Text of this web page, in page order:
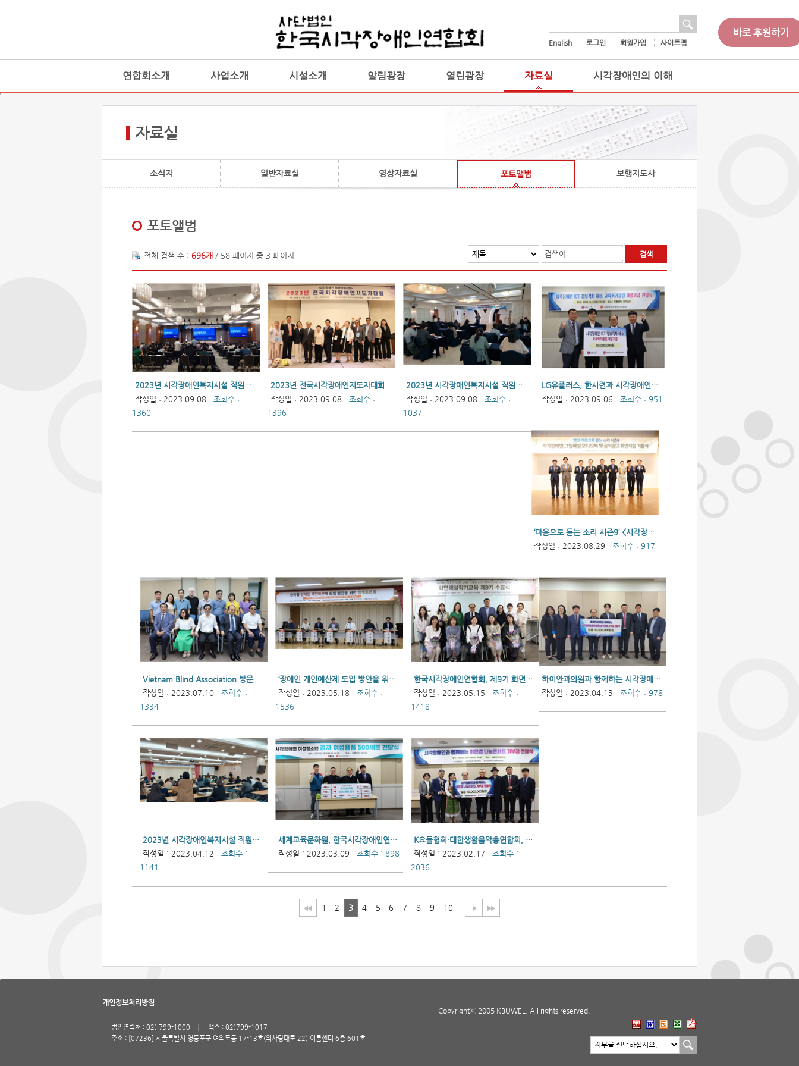
English 로그인 회원가입 사이트맵
바로 후원하기
연합회소개 사업소개 시설소개 알림광장 열린광장 자료실 시각장애인의 이해
자료실
소식지 일반자료실 영상자료실 포토앨범 보행지도사
포토앨범
검색어
전체 검색 수 : 696개 / 58 페이지 중 3 페이지
2023년 시각장애인복지시설 직원연수(장애인생활이동지원센터)
작성일 : 2023.09.08
조회수 :
1360
2023년 전국시각장애인지도자대회
작성일 : 2023.09.08
조회수 :
1396
2023년 시각장애인복지시설 직원연수(중간관리자)
작성일 : 2023.09.08
조회수 :
1037
LG유플러스, 한시련과 시각장애인의 스마트기기 사용환경개선을 위한 협약식 가져
작성일 : 2023.09.06
조회수 : 951
‘마음으로 듣는 소리 시즌9’ <시각장애인을 위한 그림해설 오디오북 및 공익광고 화면해설 기증식> 개최
작성일 : 2023.08.29
조회수 : 917
Vietnam Blind Association 방문
작성일 : 2023.07.10
조회수 :
1334
‘장애인 개인예산제 도입 방안을 위한 정책토론회’ 개최
작성일 : 2023.05.18
조회수 :
1536
한국시각장애인연합회, 제9기 화면해설 신입 작가 배출
작성일 : 2023.05.15
조회수 :
1418
하이안과의원과 함께하는 시각장애인과의 동행 낭독여행 기부금 전달식
작성일 : 2023.04.13
조회수 : 978
2023년 시각장애인복지시설 직원연수(단체종사자)
작성일 : 2023.04.12
조회수 :
1141
세계교육문화원, 한국시각장애인연합회에 여성용품 500세트 기증
작성일 : 2023.03.09
조회수 : 898
K요들협회·대한생활음악총연합회, 한국시각장애인연합회에 1천만 원 기부
작성일 : 2023.02.17
조회수 :
2036
1 2 3 4 5 6 7 8 9 10
개인정보처리방침
법인연락처 : 02) 799-1000
팩스 : 02)799-1017
주소 : [07236] 서울특별시 영등포구 여의도동 17-13호(의사당대로 22) 이룸센터 6층 601호
Copyrightⓒ 2005 KBUWEL. All rights reserved.